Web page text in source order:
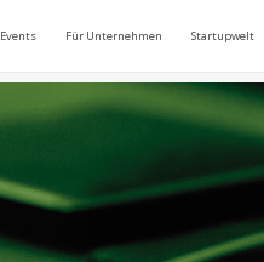
Events Für Unternehmen Startupwelt